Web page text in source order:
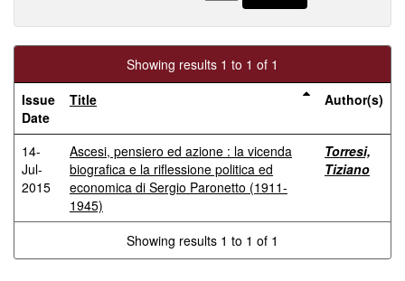
Showing results 1 to 1 of 1
Issue
Date
Title Author(s)
14-
Jul-
2015
Ascesi, pensiero ed azione : la vicenda
biografica e la riflessione politica ed
economica di Sergio Paronetto (1911-
1945)
Torresi,
Tiziano
Showing results 1 to 1 of 1